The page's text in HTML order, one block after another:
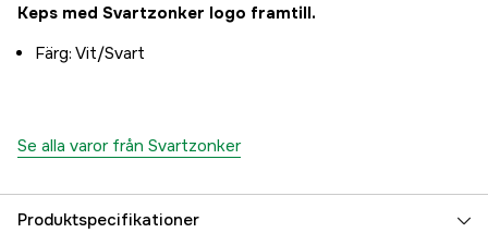
Keps med Svartzonker logo framtill.
Färg: Vit/Svart
Se alla varor från Svartzonker
Produktspecifikationer